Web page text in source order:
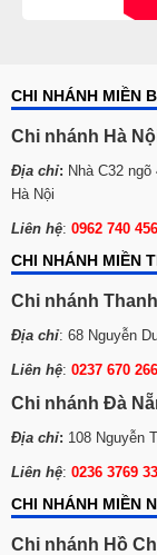
CHI NHÁNH MIỀN
Chi nhánh Hà
Địa chỉ: Nhà C32
Hà Nội
Liên hệ: 0962 740 456
CHI NHÁNH MIỀN
Chi nhánh
Địa chỉ: 68 Nguyễn
Liên hệ: 0237 670
Chi nhánh Đà
Địa chỉ: 108 Nguyễn
Liên hệ: 0236 3769
CHI NHÁNH MIỀN
Chi nhánh Hồ